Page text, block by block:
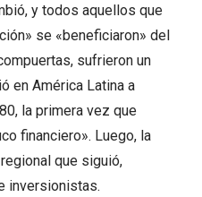
y todos aquellos que
se «beneficiaron» del
sufrieron un
en América Latina a
la primera vez que
financiero». Luego, la
que siguió,
inversionistas.